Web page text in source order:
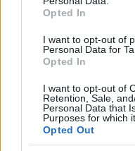
Opted In
I want to opt-out of
Personal Data for
Opted In
I want to opt-out of
Retention, Sale,
Personal Data that
Purposes for which
Opted Out
attuale fanno 160
Quindi lo Stato ha
pubblica del 60% su
Per costruire